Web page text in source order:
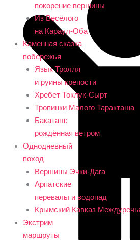
покорение вершины
Из Весёлого
на Караул-Оба
Каменная сказка
побережья
Язык Тролля
и руины крепости
Хребет Токлук-Сырт
Тропинки Малого Таракташа
Бакаташ:
рождённая ветром
Однодневный
поход
Вершины Эчки-Дага
Арпатские
перевалы и водопад
Крымский Кавказ
Экстрим
маршруты